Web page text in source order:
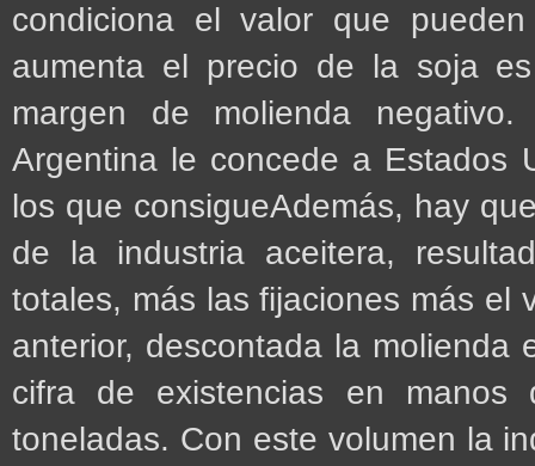
condiciona el valor que
aumenta el precio de la soja
margen de molienda
Argentina le concede a Estados
los que consigueAdemás, hay
de la industria aceitera,
totales, más las fijaciones más el
anterior, descontada la molienda
cifra de existencias en
toneladas. Con este volumen la